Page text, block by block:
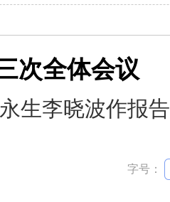
次全体会议
生李晓波作报告
字号：